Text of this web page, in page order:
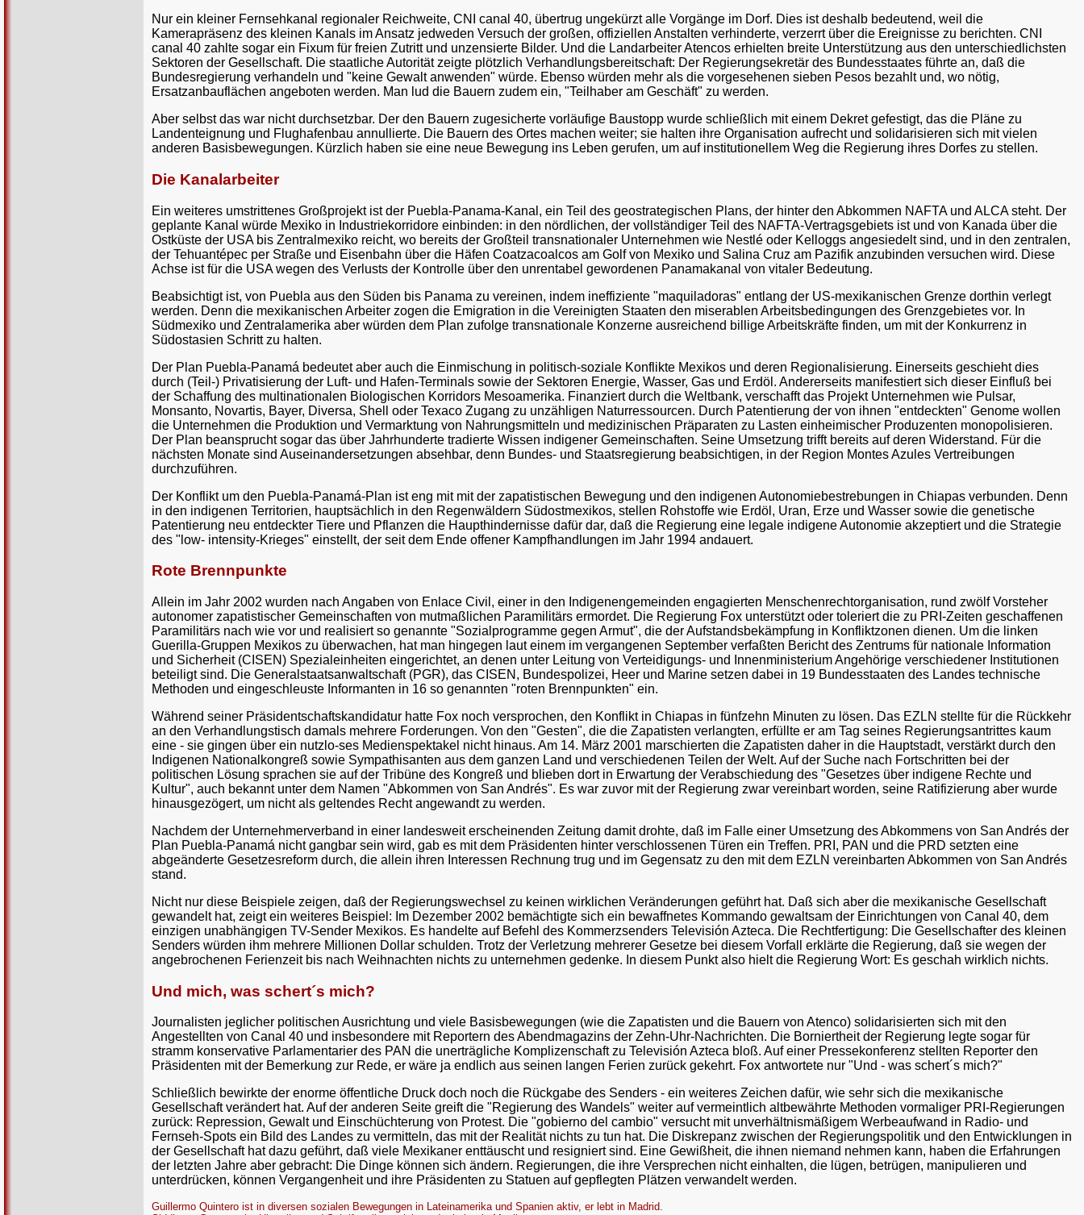
Nur ein kleiner Fernsehkanal regionaler Reichweite, CNI canal 40, übertrug ungekürzt alle Vorgänge im Dorf. Dies ist deshalb bedeutend, weil die
Kamerapräsenz des kleinen Kanals im Ansatz jedweden Versuch der großen, offiziellen Anstalten verhinderte, verzerrt über die Ereignisse zu berichten. CNI
canal 40 zahlte sogar ein Fixum für freien Zutritt und unzensierte Bilder. Und die Landarbeiter Atencos erhielten breite Unterstützung aus den unterschiedlichsten
Sektoren der Gesellschaft. Die staatliche Autorität zeigte plötzlich Verhandlungsbereitschaft: Der Regierungsekretär des Bundesstaates führte an, daß die
Bundesregierung verhandeln und "keine Gewalt anwenden" würde. Ebenso würden mehr als die vorgesehenen sieben Pesos bezahlt und, wo nötig,
Ersatzanbauflächen angeboten werden. Man lud die Bauern zudem ein, "Teilhaber am Geschäft" zu werden.
Aber selbst das war nicht durchsetzbar. Der den Bauern zugesicherte vorläufige Baustopp wurde schließlich mit einem Dekret gefestigt, das die Pläne zu
Landenteignung und Flughafenbau annullierte. Die Bauern des Ortes machen weiter; sie halten ihre Organisation aufrecht und solidarisieren sich mit vielen
anderen Basisbewegungen. Kürzlich haben sie eine neue Bewegung ins Leben gerufen, um auf institutionellem Weg die Regierung ihres Dorfes zu stellen.
Die Kanalarbeiter
Ein weiteres umstrittenes Großprojekt ist der Puebla-Panama-Kanal, ein Teil des geostrategischen Plans, der hinter den Abkommen NAFTA und ALCA steht. Der
geplante Kanal würde Mexiko in Industriekorridore einbinden: in den nördlichen, der vollständiger Teil des NAFTA-Vertragsgebiets ist und von Kanada über die
Ostküste der USA bis Zentralmexiko reicht, wo bereits der Großteil transnationaler Unternehmen wie Nestlé oder Kelloggs angesiedelt sind, und in den zentralen,
der Tehuantépec per Straße und Eisenbahn über die Häfen Coatzacoalcos am Golf von Mexiko und Salina Cruz am Pazifik anzubinden versuchen wird. Diese
Achse ist für die USA wegen des Verlusts der Kontrolle über den unrentabel gewordenen Panamakanal von vitaler Bedeutung.
Beabsichtigt ist, von Puebla aus den Süden bis Panama zu vereinen, indem ineffiziente "maquiladoras" entlang der US-mexikanischen Grenze dorthin verlegt
werden. Denn die mexikanischen Arbeiter zogen die Emigration in die Vereinigten Staaten den miserablen Arbeitsbedingungen des Grenzgebietes vor. In
Südmexiko und Zentralamerika aber würden dem Plan zufolge transnationale Konzerne ausreichend billige Arbeitskräfte finden, um mit der Konkurrenz in
Südostasien Schritt zu halten.
Der Plan Puebla-Panamá bedeutet aber auch die Einmischung in politisch-soziale Konflikte Mexikos und deren Regionalisierung. Einerseits geschieht dies
durch (Teil-) Privatisierung der Luft- und Hafen-Terminals sowie der Sektoren Energie, Wasser, Gas und Erdöl. Andererseits manifestiert sich dieser Einfluß bei
der Schaffung des multinationalen Biologischen Korridors Mesoamerika. Finanziert durch die Weltbank, verschafft das Projekt Unternehmen wie Pulsar,
Monsanto, Novartis, Bayer, Diversa, Shell oder Texaco Zugang zu unzähligen Naturressourcen. Durch Patentierung der von ihnen "entdeckten" Genome wollen
die Unternehmen die Produktion und Vermarktung von Nahrungsmitteln und medizinischen Präparaten zu Lasten einheimischer Produzenten monopolisieren.
Der Plan beansprucht sogar das über Jahrhunderte tradierte Wissen indigener Gemeinschaften. Seine Umsetzung trifft bereits auf deren Widerstand. Für die
nächsten Monate sind Auseinandersetzungen absehbar, denn Bundes- und Staatsregierung beabsichtigen, in der Region Montes Azules Vertreibungen
durchzuführen.
Der Konflikt um den Puebla-Panamá-Plan ist eng mit mit der zapatistischen Bewegung und den indigenen Autonomiebestrebungen in Chiapas verbunden. Denn
in den indigenen Territorien, hauptsächlich in den Regenwäldern Südostmexikos, stellen Rohstoffe wie Erdöl, Uran, Erze und Wasser sowie die genetische
Patentierung neu entdeckter Tiere und Pflanzen die Haupthindernisse dafür dar, daß die Regierung eine legale indigene Autonomie akzeptiert und die Strategie
des "low- intensity-Krieges" einstellt, der seit dem Ende offener Kampfhandlungen im Jahr 1994 andauert.
Rote Brennpunkte
Allein im Jahr 2002 wurden nach Angaben von Enlace Civil, einer in den Indigenengemeinden engagierten Menschenrechtorganisation, rund zwölf Vorsteher
autonomer zapatistischer Gemeinschaften von mutmaßlichen Paramilitärs ermordet. Die Regierung Fox unterstützt oder toleriert die zu PRI-Zeiten geschaffenen
Paramilitärs nach wie vor und realisiert so genannte "Sozialprogramme gegen Armut", die der Aufstandsbekämpfung in Konfliktzonen dienen. Um die linken
Guerilla-Gruppen Mexikos zu überwachen, hat man hingegen laut einem im vergangenen September verfaßten Bericht des Zentrums für nationale Information
und Sicherheit (CISEN) Spezialeinheiten eingerichtet, an denen unter Leitung von Verteidigungs- und Innenministerium Angehörige verschiedener Institutionen
beteiligt sind. Die Generalstaatsanwaltschaft (PGR), das CISEN, Bundespolizei, Heer und Marine setzen dabei in 19 Bundesstaaten des Landes technische
Methoden und eingeschleuste Informanten in 16 so genannten "roten Brennpunkten" ein.
Während seiner Präsidentschaftskandidatur hatte Fox noch versprochen, den Konflikt in Chiapas in fünfzehn Minuten zu lösen. Das EZLN stellte für die Rückkehr
an den Verhandlungstisch damals mehrere Forderungen. Von den "Gesten", die die Zapatisten verlangten, erfüllte er am Tag seines Regierungsantrittes kaum
eine - sie gingen über ein nutzlo-ses Medienspektakel nicht hinaus. Am 14. März 2001 marschierten die Zapatisten daher in die Hauptstadt, verstärkt durch den
Indigenen Nationalkongreß sowie Sympathisanten aus dem ganzen Land und verschiedenen Teilen der Welt. Auf der Suche nach Fortschritten bei der
politischen Lösung sprachen sie auf der Tribüne des Kongreß und blieben dort in Erwartung der Verabschiedung des "Gesetzes über indigene Rechte und
Kultur", auch bekannt unter dem Namen "Abkommen von San Andrés". Es war zuvor mit der Regierung zwar vereinbart worden, seine Ratifizierung aber wurde
hinausgezögert, um nicht als geltendes Recht angewandt zu werden.
Nachdem der Unternehmerverband in einer landesweit erscheinenden Zeitung damit drohte, daß im Falle einer Umsetzung des Abkommens von San Andrés der
Plan Puebla-Panamá nicht gangbar sein wird, gab es mit dem Präsidenten hinter verschlossenen Türen ein Treffen. PRI, PAN und die PRD setzten eine
abgeänderte Gesetzesreform durch, die allein ihren Interessen Rechnung trug und im Gegensatz zu den mit dem EZLN vereinbarten Abkommen von San Andrés
stand.
Nicht nur diese Beispiele zeigen, daß der Regierungswechsel zu keinen wirklichen Veränderungen geführt hat. Daß sich aber die mexikanische Gesellschaft
gewandelt hat, zeigt ein weiteres Beispiel: Im Dezember 2002 bemächtigte sich ein bewaffnetes Kommando gewaltsam der Einrichtungen von Canal 40, dem
einzigen unabhängigen TV-Sender Mexikos. Es handelte auf Befehl des Kommerzsenders Televisión Azteca. Die Rechtfertigung: Die Gesellschafter des kleinen
Senders würden ihm mehrere Millionen Dollar schulden. Trotz der Verletzung mehrerer Gesetze bei diesem Vorfall erklärte die Regierung, daß sie wegen der
angebrochenen Ferienzeit bis nach Weihnachten nichts zu unternehmen gedenke. In diesem Punkt also hielt die Regierung Wort: Es geschah wirklich nichts.
Und mich, was schert´s mich?
Journalisten jeglicher politischen Ausrichtung und viele Basisbewegungen (wie die Zapatisten und die Bauern von Atenco) solidarisierten sich mit den
Angestellten von Canal 40 und insbesondere mit Reportern des Abendmagazins der Zehn-Uhr-Nachrichten. Die Borniertheit der Regierung legte sogar für
stramm konservative Parlamentarier des PAN die unerträgliche Komplizenschaft zu Televisión Azteca bloß. Auf einer Pressekonferenz stellten Reporter den
Präsidenten mit der Bemerkung zur Rede, er wäre ja endlich aus seinen langen Ferien zurück gekehrt. Fox antwortete nur "Und - was schert´s mich?"
Schließlich bewirkte der enorme öffentliche Druck doch noch die Rückgabe des Senders - ein weiteres Zeichen dafür, wie sehr sich die mexikanische
Gesellschaft verändert hat. Auf der anderen Seite greift die "Regierung des Wandels" weiter auf vermeintlich altbewährte Methoden vormaliger PRI-Regierungen
zurück: Repression, Gewalt und Einschüchterung von Protest. Die "gobierno del cambio" versucht mit unverhältnismäßigem Werbeaufwand in Radio- und
Fernseh-Spots ein Bild des Landes zu vermitteln, das mit der Realität nichts zu tun hat. Die Diskrepanz zwischen der Regierungspolitik und den Entwicklungen in
der Gesellschaft hat dazu geführt, daß viele Mexikaner enttäuscht und resigniert sind. Eine Gewißheit, die ihnen niemand nehmen kann, haben die Erfahrungen
der letzten Jahre aber gebracht: Die Dinge können sich ändern. Regierungen, die ihre Versprechen nicht einhalten, die lügen, betrügen, manipulieren und
unterdrücken, können Vergangenheit und ihre Präsidenten zu Statuen auf gepflegten Plätzen verwandelt werden.
Guillermo Quintero ist in diversen sozialen Bewegungen in Lateinamerika und Spanien aktiv, er lebt in Madrid.